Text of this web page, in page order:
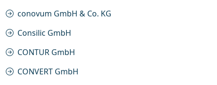
conovum GmbH & Co. KG
Consilic GmbH
CONTUR GmbH
CONVERT GmbH